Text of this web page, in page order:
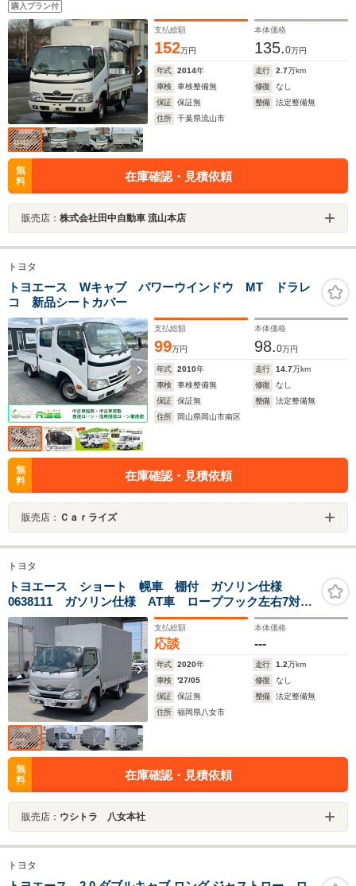
購入プラン付
支払総額
152万円
本体価格
135.0万円
年式 2014年 走行 2.7万km
車検
車検整備無 修復
なし
保証
保証無 整備
法定整備無
住所
千葉県流山市
無
料
在庫確認・見積依頼
販売店： 株式会社田中自動車 流山本店
トヨタ
トヨエース Wキャブ パワーウインドウ MT ドラレ
コ 新品シートカバー
支払総額
99万円
本体価格
98.0万円
年式 2010年 走行 14.7万km
車検
車検整備無 修復
なし
保証
保証無 整備
法定整備無
住所
岡山県岡山市南区
無
料
在庫確認・見積依頼
販売店： Ｃａｒライズ
トヨタ
トヨエース ショート 幌車 棚付 ガソリン仕様
0638111 ガソリン仕様 AT車 ロープフック左右7対
渡棚用アングル3段 棚高730mm 1080mm 1420mm
左右アオリ高 370mm 左右アオリ内寸幅 1610mm
左側工具箱
支払総額
応談
本体価格
---
年式 2020年 走行 1.2万km
車検
'27/05 修復
なし
保証
保証無 整備
法定整備無
住所
福岡県八女市
無
料
在庫確認・見積依頼
販売店： ウシトラ 八女本社
トヨタ